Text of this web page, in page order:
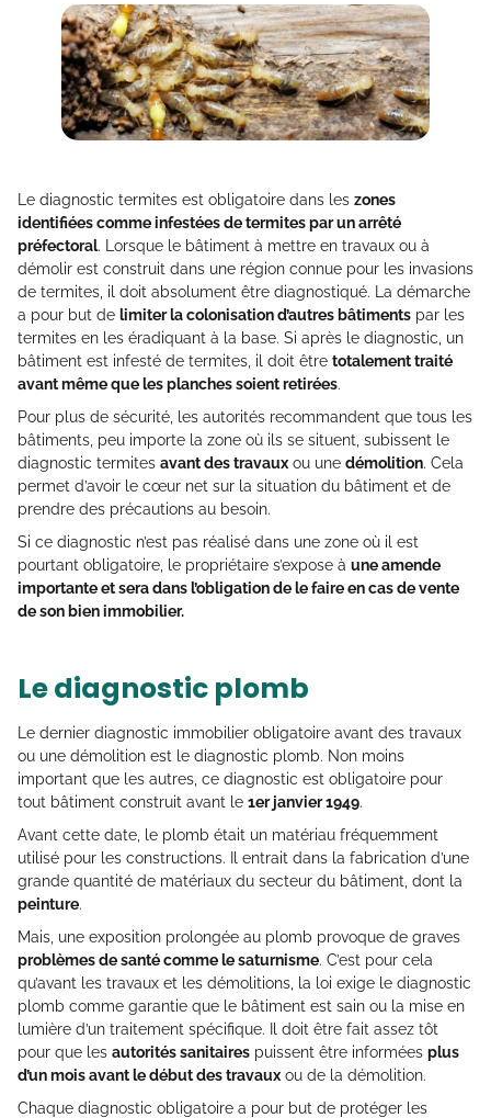
Le diagnostic termites est obligatoire dans les zones
identifiées comme infestées de termites par un arrêté
préfectoral. Lorsque le bâtiment à mettre en travaux ou à
démolir est construit dans une région connue pour les invasions
de termites, il doit absolument être diagnostiqué. La démarche
a pour but de limiter la colonisation d’autres bâtiments par les
termites en les éradiquant à la base. Si après le diagnostic, un
bâtiment est infesté de termites, il doit être totalement traité
avant même que les planches soient retirées.
Pour plus de sécurité, les autorités recommandent que tous les
bâtiments, peu importe la zone où ils se situent, subissent le
diagnostic termites avant des travaux ou une démolition. Cela
permet d’avoir le cœur net sur la situation du bâtiment et de
prendre des précautions au besoin.
Si ce diagnostic n’est pas réalisé dans une zone où il est
pourtant obligatoire, le propriétaire s’expose à une amende
importante et sera dans l’obligation de le faire en cas de vente
de son bien immobilier.
Le diagnostic plomb
Le dernier diagnostic immobilier obligatoire avant des travaux
ou une démolition est le diagnostic plomb. Non moins
important que les autres, ce diagnostic est obligatoire pour
tout bâtiment construit avant le 1er janvier 1949.
Avant cette date, le plomb était un matériau fréquemment
utilisé pour les constructions. Il entrait dans la fabrication d’une
grande quantité de matériaux du secteur du bâtiment, dont la
peinture.
Mais, une exposition prolongée au plomb provoque de graves
problèmes de santé comme le saturnisme. C’est pour cela
qu’avant les travaux et les démolitions, la loi exige le diagnostic
plomb comme garantie que le bâtiment est sain ou la mise en
lumière d’un traitement spécifique. Il doit être fait assez tôt
pour que les autorités sanitaires puissent être informées plus
d’un mois avant le début des travaux ou de la démolition.
Chaque diagnostic obligatoire a pour but de protéger les